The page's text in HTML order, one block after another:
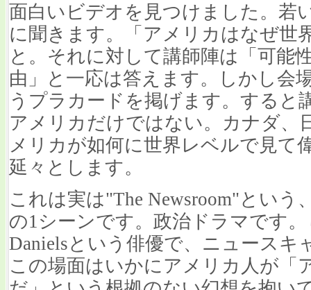
面白いビデオを見つけました。若
に聞きます。「アメリカはなぜ世
と。それに対して講師陣は「可能
由」と一応は答えます。しかし会
うプラカードを掲げます。すると
アメリカだけではない。カナダ、
メリカが如何に世界レベルで見て
延々とします。
これは実は"The Newsroom"という
の1シーンです。政治ドラマです
Danielsという俳優で、ニュースキ
この場面はいかにアメリカ人が「